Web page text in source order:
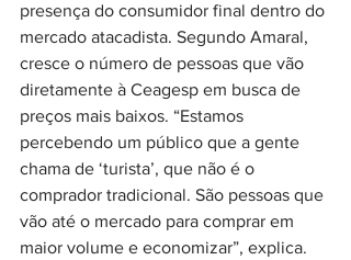
presença do consumidor final dentro do
mercado atacadista. Segundo Amaral,
cresce o número de pessoas que vão
diretamente à Ceagesp em busca de
preços mais baixos. “Estamos
percebendo um público que a gente
chama de ‘turista’, que não é o
comprador tradicional. São pessoas que
vão até o mercado para comprar em
maior volume e economizar”, explica.